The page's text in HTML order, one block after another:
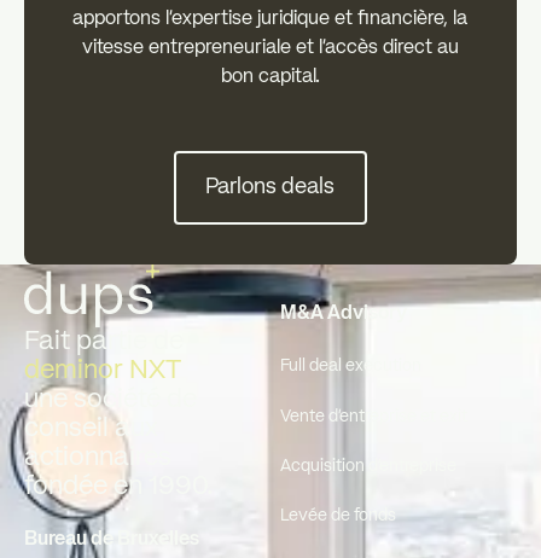
apportons l’expertise juridique et financière, la
vitesse entrepreneuriale et l’accès direct au
bon capital.
Parlons deals
Pied de page
Fait partie de
deminor NXT
une société de
conseil aux
actionnaires
fondée en 1990.
Bureau de Bruxelles
M&A Advisory
Full deal execution
Vente d'entreprise et exit
Acquisition d'entreprise
Levée de fonds